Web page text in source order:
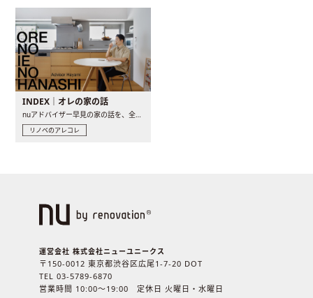
INDEX｜オレの家の話
リノベのアレコレ
運営会社 株式会社ニューユニークス
〒150-0012 東京都渋谷区広尾1-7-20 DOT
TEL 03-5789-6870
営業時間 10:00〜19:00 定休日 火曜日・水曜日